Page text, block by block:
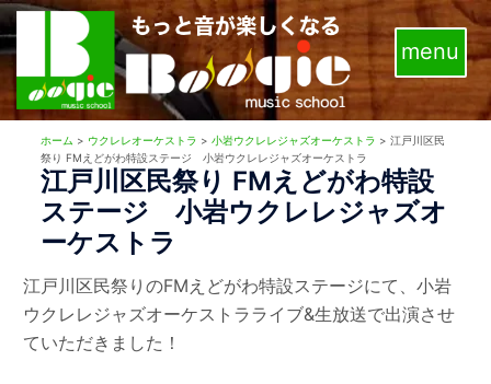
コ
ン
テ
ツ
ホーム > ウクレレオーケストラ >小岩ウクレレジャズオーケストラ >江戸川区民
祭り FMえどがわ特設ステージ 小岩ウクレレジャズオーケストラ
江戸川区民祭り FMえどがわ特設
ステージ 小岩ウクレレジャズオ
ーケストラ
江戸川区民祭りのFMえどがわ特設ステージにて、小岩
ウクレレジャズオーケストラライブ&生放送で出演させ
ていただきました！